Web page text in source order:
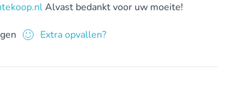
Alvast bedankt voor uw moeite!
Extra opvallen?